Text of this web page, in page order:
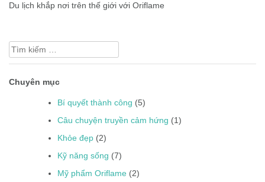
Du lịch khắp nơi trên thế giới với Oriflame
Tìm
kiếm
Chuyên mục
Bí quyết thành công (5)
Câu chuyện truyền cảm hứng (1)
Khỏe đẹp (2)
Kỹ năng sống (7)
Mỹ phẩm Oriflame (2)